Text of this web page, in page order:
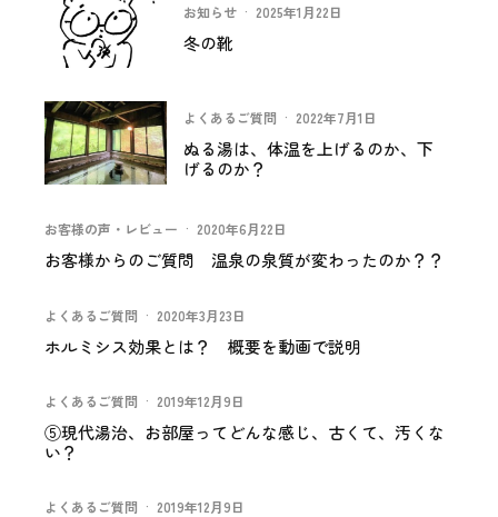
お知らせ · 2025年1月22日
冬の靴
よくあるご質問 · 2022年7月1日
ぬる湯は、体温を上げるのか、下
げるのか？
お客様の声・レビュー · 2020年6月22日
お客様からのご質問 温泉の泉質が変わったのか？？
よくあるご質問 · 2020年3月23日
ホルミシス効果とは？ 概要を動画で説明
よくあるご質問 · 2019年12月9日
⑤現代湯治、お部屋ってどんな感じ、古くて、汚くな
い？
よくあるご質問 · 2019年12月9日